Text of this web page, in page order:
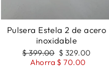
Pulsera Estela 2 de acero
inoxidable
Precio
$ 399.00 Precio
de
$ 329.00
Ahorra $ 70.00